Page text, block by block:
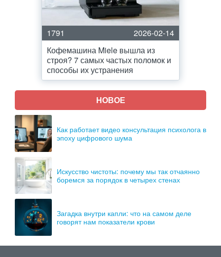
1791
2026-02-14
Кофемашина Miele вышла из
строя? 7 самых частых поломок и
способы их устранения
НОВОЕ
Как работает видео консультация психолога в
эпоху цифрового шума
Искусство чистоты: почему мы так отчаянно
боремся за порядок в четырех стенах
Загадка внутри капли: что на самом деле
говорят нам показатели крови